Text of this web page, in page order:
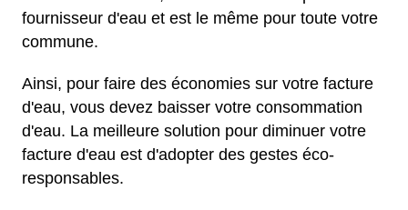
fournisseur d'eau et est le même pour toute votre
commune.
Ainsi, pour faire des économies sur votre facture
d'eau, vous devez baisser votre consommation
d'eau. La meilleure solution pour diminuer votre
facture d'eau est d'adopter des gestes éco-
responsables.